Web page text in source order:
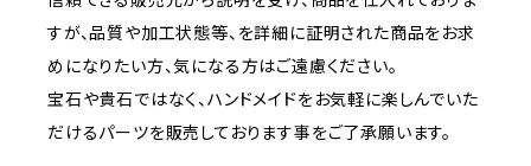
すが、品質や加工状態等、を詳細に証明された商品をお求
めになりたい方、気になる方はご遠慮ください。
宝石や貴石ではなく、ハンドメイドをお気軽に楽しんでいた
だけるパーツを販売しております事をご了承願います。